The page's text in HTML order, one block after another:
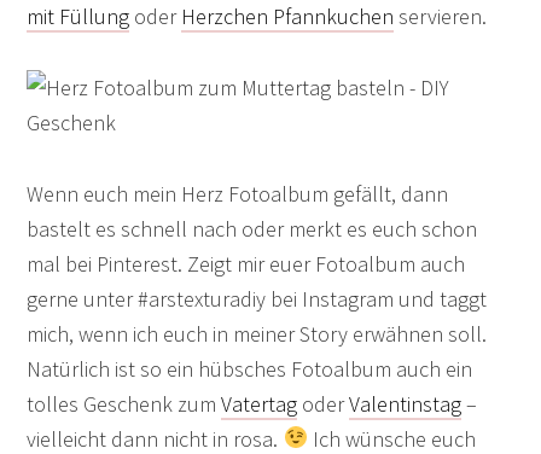
mit Füllung oder Herzchen Pfannkuchen servieren.
Wenn euch mein Herz Fotoalbum gefällt, dann
bastelt es schnell nach oder merkt es euch schon
mal bei Pinterest. Zeigt mir euer Fotoalbum auch
gerne unter #arstexturadiy bei Instagram und taggt
mich, wenn ich euch in meiner Story erwähnen soll.
Natürlich ist so ein hübsches Fotoalbum auch ein
tolles Geschenk zumVatertag oderValentinstag–
vielleicht dann nicht in rosa.
Ich wünsche euch